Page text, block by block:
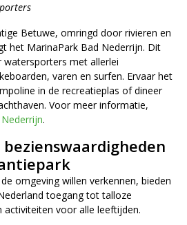
Betuwe, omringd door rivieren en
het MarinaPark Bad Nederrijn. Dit
watersporters met allerlei
varen en surfen. Ervaar het
in de recreatieplas of dineer
Voor meer informatie,
.
omgeving willen verkennen, bieden
toegang tot talloze
activiteiten voor alle leeftijden.